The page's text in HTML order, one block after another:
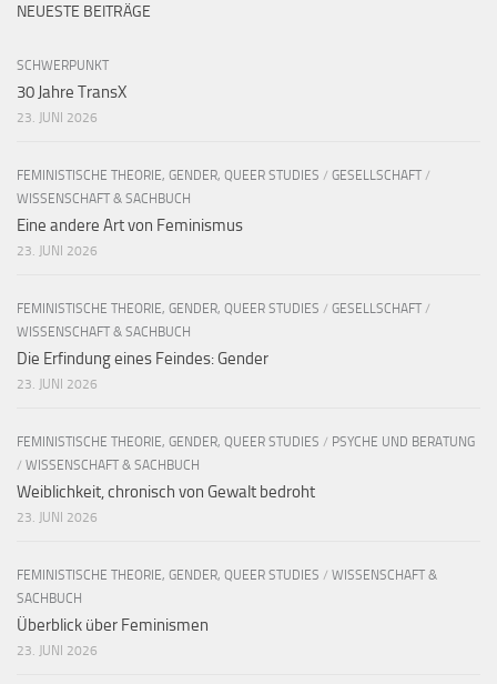
NEUESTE BEITRÄGE
SCHWERPUNKT
30 Jahre TransX
23. JUNI 2026
FEMINISTISCHE THEORIE, GENDER, QUEER STUDIES / GESELLSCHAFT /
WISSENSCHAFT & SACHBUCH
Eine andere Art von Feminismus
23. JUNI 2026
FEMINISTISCHE THEORIE, GENDER, QUEER STUDIES / GESELLSCHAFT /
WISSENSCHAFT & SACHBUCH
Die Erfindung eines Feindes: Gender
23. JUNI 2026
FEMINISTISCHE THEORIE, GENDER, QUEER STUDIES / PSYCHE UND BERATUNG
/ WISSENSCHAFT & SACHBUCH
Weiblichkeit, chronisch von Gewalt bedroht
23. JUNI 2026
FEMINISTISCHE THEORIE, GENDER, QUEER STUDIES / WISSENSCHAFT &
SACHBUCH
Überblick über Feminismen
23. JUNI 2026